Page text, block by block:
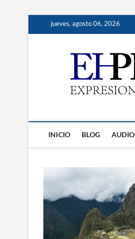
jueves, agosto 06, 2026
INICIO BLOG AUDIO